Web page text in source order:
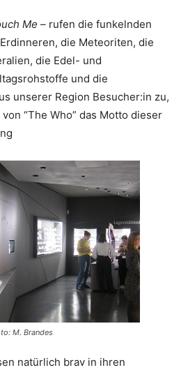
Me – rufen die funkelnden
die Meteoriten, die
die Edel- und
und die
unserer Region Besucher:in zu,
“The Who” das Motto dieser
M. Brandes
natürlich brav in ihren